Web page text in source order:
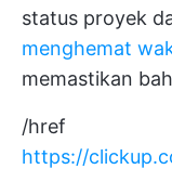
status proyek
menghemat
memastikan
/href
https://